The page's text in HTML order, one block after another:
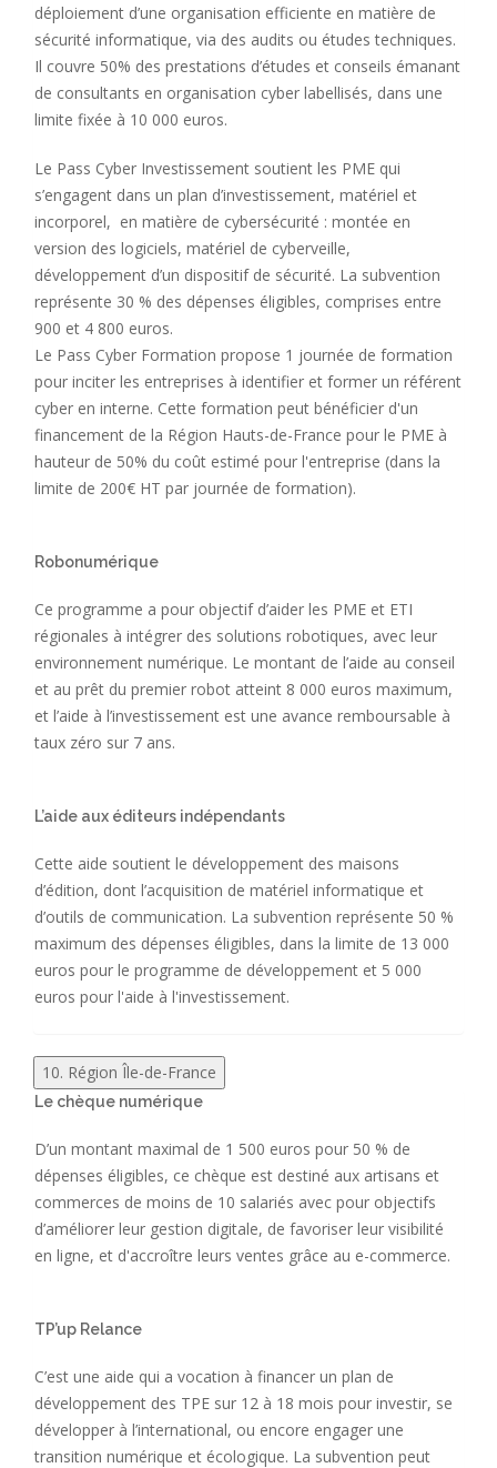
déploiement d’une organisation efficiente en matière de
sécurité informatique, via des audits ou études techniques.
Il couvre 50% des prestations d’études et conseils émanant
de consultants en organisation cyber labellisés, dans une
limite fixée à 10 000 euros.
Le Pass Cyber Investissement soutient les PME qui
s’engagent dans un plan d’investissement, matériel et
incorporel, en matière de cybersécurité : montée en
version des logiciels, matériel de cyberveille,
développement d’un dispositif de sécurité. La subvention
représente 30 % des dépenses éligibles, comprises entre
900 et 4 800 euros.
Le Pass Cyber Formation propose 1 journée de formation
pour inciter les entreprises à identifier et former un référent
cyber en interne. Cette formation peut bénéficier d'un
financement de la Région Hauts-de-France pour le PME à
hauteur de 50% du coût estimé pour l'entreprise (dans la
limite de 200€ HT par journée de formation).
Robonumérique
Ce programme a pour objectif d’aider les PME et ETI
régionales à intégrer des solutions robotiques, avec leur
environnement numérique. Le montant de l’aide au conseil
et au prêt du premier robot atteint 8 000 euros maximum,
et l’aide à l’investissement est une avance remboursable à
taux zéro sur 7 ans.
L’aide aux éditeurs indépendants
Cette aide soutient le développement des maisons
d’édition, dont l’acquisition de matériel informatique et
d’outils de communication. La subvention représente 50 %
maximum des dépenses éligibles, dans la limite de 13 000
euros pour le programme de développement et 5 000
euros pour l'aide à l'investissement.
10. Région Île-de-France
Le chèque numérique
D’un montant maximal de 1 500 euros pour 50 % de
dépenses éligibles, ce chèque est destiné aux artisans et
commerces de moins de 10 salariés avec pour objectifs
d’améliorer leur gestion digitale, de favoriser leur visibilité
en ligne, et d'accroître leurs ventes grâce au e-commerce.
TP’up Relance
C’est une aide qui a vocation à financer un plan de
développement des TPE sur 12 à 18 mois pour investir, se
développer à l’international, ou encore engager une
transition numérique et écologique. La subvention peut